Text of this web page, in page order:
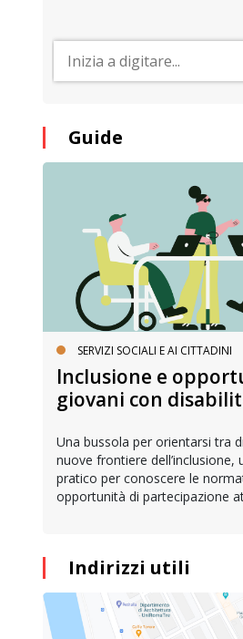
Guide
SERVIZI SOCIALI E AI CITTADINI
Inclusione e
giovani con
Una bussola per orientarsi tra
nuove frontiere dell’inclusione,
pratico per conoscere le
opportunità di partecipazione
Indirizzi utili